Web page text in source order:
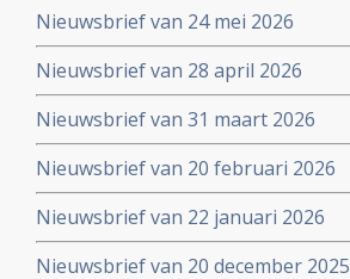
Nieuwsbrief van 24 mei 2026
Nieuwsbrief van 28 april 2026
Nieuwsbrief van 31 maart 2026
Nieuwsbrief van 20 februari 2026
Nieuwsbrief van 22 januari 2026
Nieuwsbrief van 20 december 2025